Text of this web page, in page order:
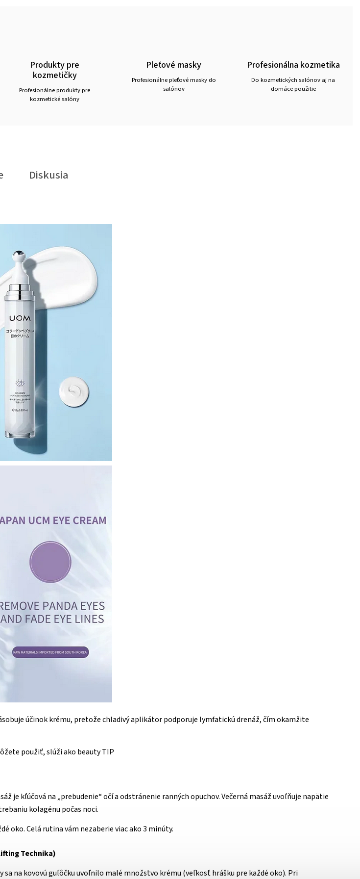
Produkty pre
kozmetičky
Profesionálne produkty pre
kozmetické salóny
Pleťové masky
Profesionálne pleťové masky do
salónov
Profesionálna kozmetika
Do kozmetických salónov aj na
domáce použitie
Diskusia
účinok krému, pretože chladivý aplikátor podporuje lymfatickú drenáž, čím okamžite
použiť, slúži ako beauty TIP
je kľúčová na „prebudenie“ očí a odstránenie ranných opuchov. Večerná masáž uvoľňuje napätie
kolagénu počas noci.
oko. Celá rutina vám nezaberie viac ako 3 minúty.
Technika)
sa na kovovú guľôčku uvoľnilo malé množstvo krému (veľkosť hrášku pre každé oko). Pri